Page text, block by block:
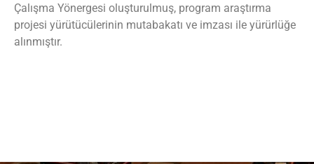
Çalışma Yönergesi oluşturulmuş, program araştırma
projesi yürütücülerinin mutabakatı ve imzası ile yürürlüğe
alınmıştır.